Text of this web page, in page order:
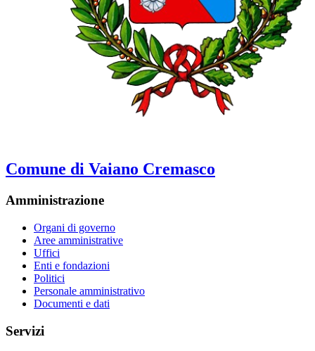
Comune di Vaiano Cremasco
Amministrazione
Organi di governo
Aree amministrative
Uffici
Enti e fondazioni
Politici
Personale amministrativo
Documenti e dati
Servizi